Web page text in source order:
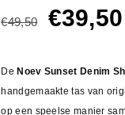
€49,50
was:
€39,50
De Noev Sunset Denim
handgemaakte tas van
op een speelse manier